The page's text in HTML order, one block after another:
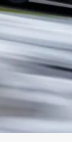
この画像の記事を